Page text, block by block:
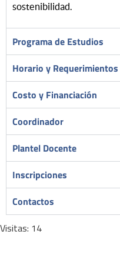
sostenibilidad.
Programa de Estudios
Horario y Requerimientos
Costo y Financiación
Coordinador
Plantel Docente
Inscripciones
Contactos
Visitas: 14